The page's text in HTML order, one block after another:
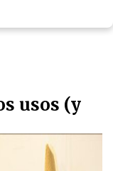
usos (y